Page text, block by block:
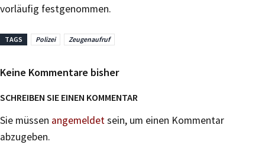
vorläufig festgenommen.
TAGS Polizei Zeugenaufruf
Keine Kommentare bisher
SCHREIBEN SIE EINEN KOMMENTAR
Sie müssen angemeldetsein, um einen Kommentar
abzugeben.